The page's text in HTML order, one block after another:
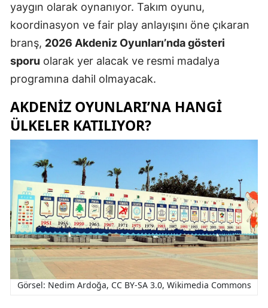
yaygın olarak oynanıyor. Takım oyunu,
koordinasyon ve fair play anlayışını öne çıkaran
branş, 2026 Akdeniz Oyunları’nda gösteri
sporu olarak yer alacak ve resmi madalya
programına dahil olmayacak.
AKDENIZ OYUNLARI’NA HANGI
ÜLKELER KATILIYOR?
Görsel: Nedim Ardoğa, CC BY-SA 3.0, Wikimedia Commons